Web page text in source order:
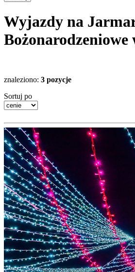
Wyjazdy na
znaleziono: 3 pozycje
Sortuj po